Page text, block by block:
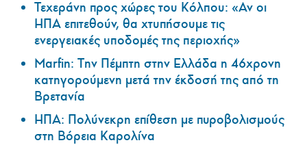
Τεχεράνη προς χώρες του Κόλπου: «Αν οι
ΗΠΑ επιτεθούν, θα χτυπήσουμε τις
ενεργειακές υποδομές της περιοχής»
Marfin: Την Πέμπτη στην Ελλάδα η 46χρονη
κατηγορούμενη μετά την έκδοσή της από τη
Βρετανία
ΗΠΑ: Πολύνεκρη επίθεση με πυροβολισμούς
στη Βόρεια Καρολίνα